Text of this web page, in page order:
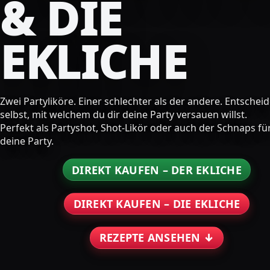
& DIE
EKLICHE
Zwei Partyliköre. Einer schlechter als der andere.
selbst, mit welchem du dir deine Party versauen willst.
Perfekt als Partyshot, Shot-Likör oder auch der Schnaps
deine Party.
DIREKT KAUFEN – DER EKLICHE
DIREKT KAUFEN – DIE EKLICHE
REZEPTE ANSEHEN ↓